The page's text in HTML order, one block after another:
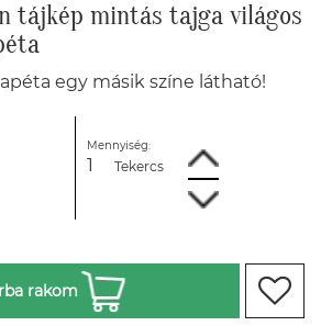
tájkép mintás tajga világos
egy másik színe látható!
Mennyiség:
Tekercs
rakom